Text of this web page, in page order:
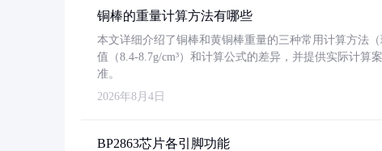
铜棒的重量计算方法有哪些
本文详细介绍了铜棒和黄铜棒重量的三种常用计算方法
值（8.4-8.7g/cm³）和计算公式的差异，并提供实际计算
准。
2026年8月4日
BP2863芯片各引脚功能